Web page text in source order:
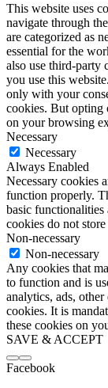
This website uses
navigate through
are categorized as
essential for the
also use third-party
you use this
only with your
cookies. But opting
on your browsing
Necessary
Necessary
Always Enabled
Necessary cookies
function properly.
basic functionalities
cookies do not
Non-necessary
Non-necessary
Any cookies that
to function and is
analytics, ads, other
cookies. It is
these cookies on
SAVE & ACCEPT
Facebook